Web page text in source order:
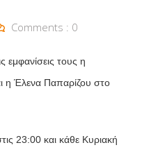
Comments : 0
εμφανίσεις τους η
η Έλενα Παπαρίζου στο
23:00 και κάθε Κυριακή